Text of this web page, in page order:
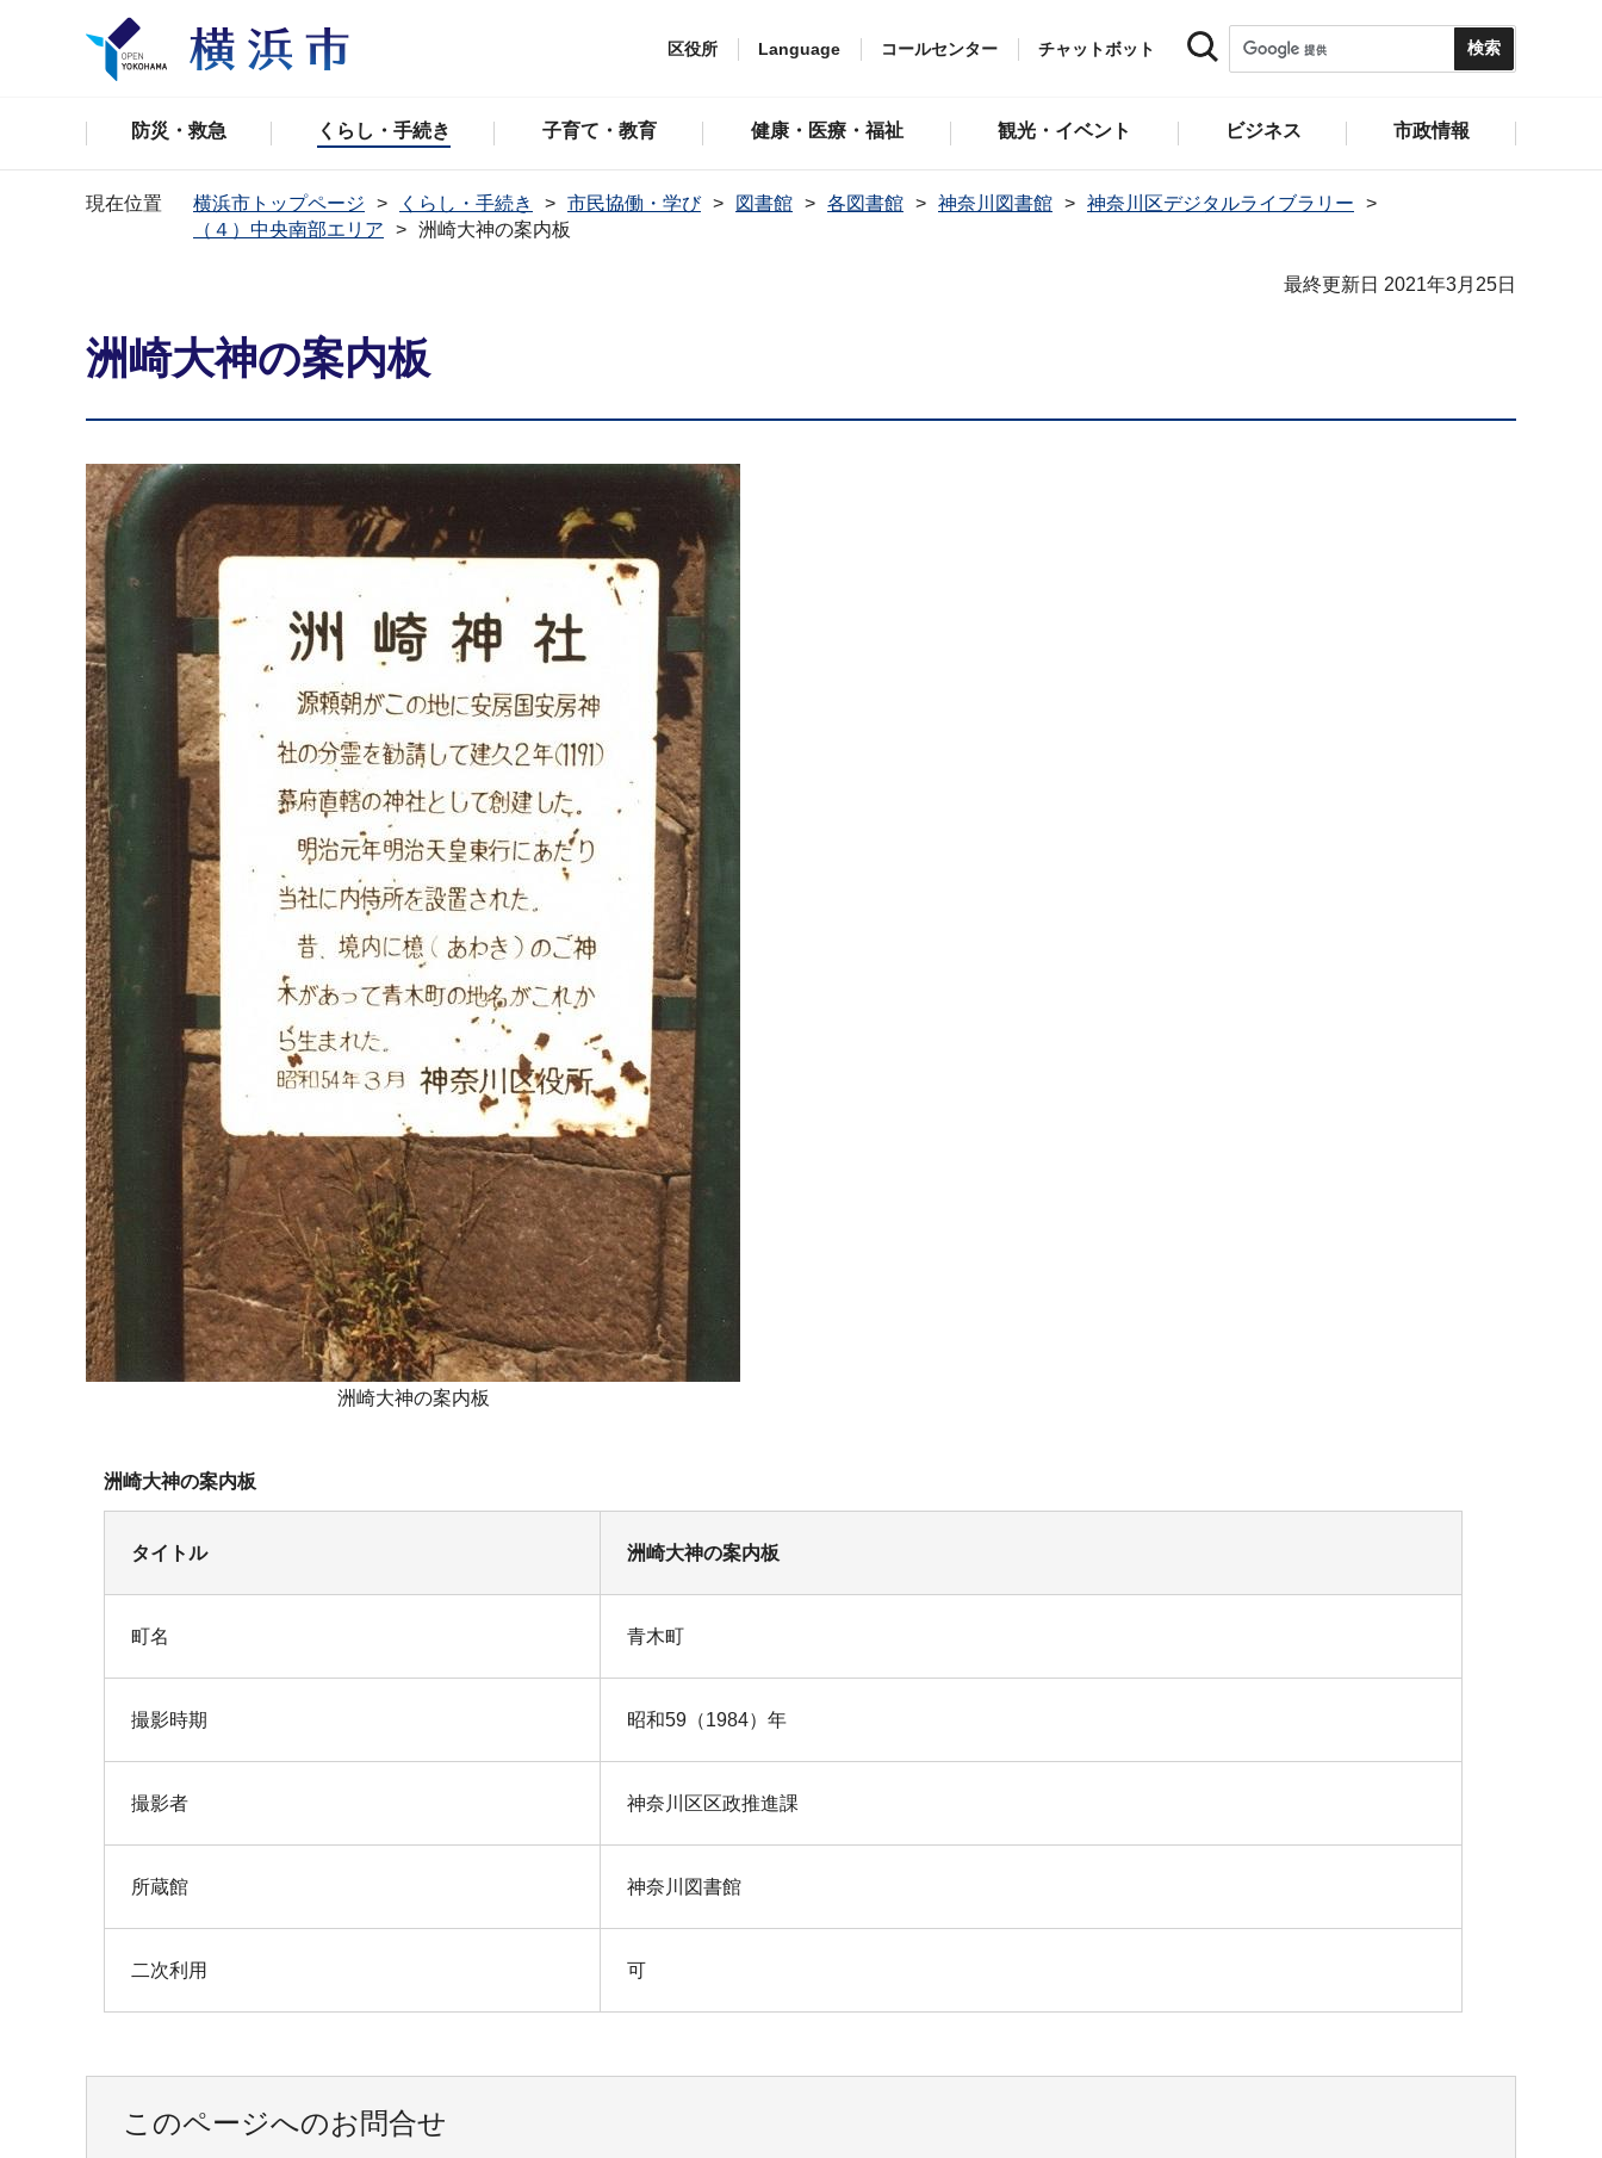
区役所 Language コールセンター チャットボット
防災・救急 くらし・手続き 子育て・教育 健康・医療・福祉 観光・イベント ビジネス 市政情報
現在位置 横浜市トップページ くらし・手続き 市民協働・学び 図書館 各図書館 神奈川図書館
神奈川区デジタルライブラリー
（４）中央南部エリア
洲崎大神の案内板
最終更新日 2021年3月25日
洲崎大神の案内板
洲崎大神の案内板
洲崎大神の案内板
タイトル 洲崎大神の案内板
町名 青木町
撮影時期 昭和59（1984）年
撮影者 神奈川区区政推進課
所蔵館 神奈川図書館
二次利用 可
このページへのお問合せ